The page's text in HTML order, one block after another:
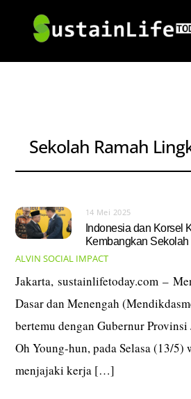
content
Sekolah Ramah
14 Mei 2025
Indonesia dan Korsel
Kembangkan
ALVIN SOCIAL IMPACT
Jakarta, sustainlifetoday.com –
Dasar dan Menengah
bertemu dengan Gubernur Provinsi
Oh Young-hun, pada Selasa (13/5)
menjajaki kerja […]